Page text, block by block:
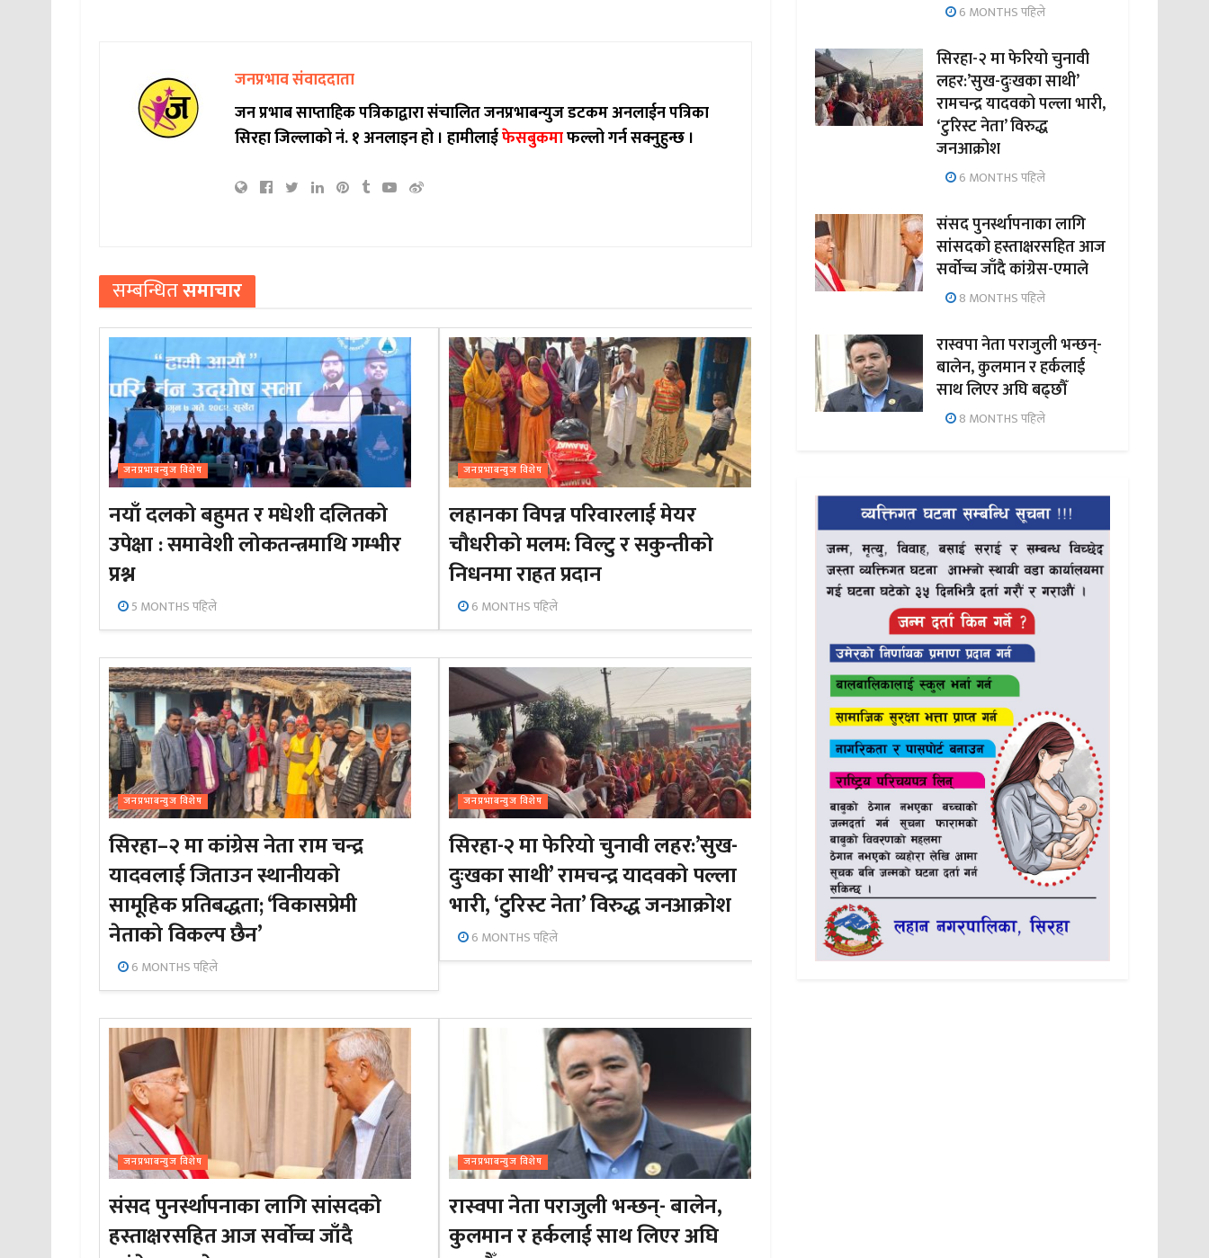
जनप्रभाव संवाददाता
जन प्रभाब साप्ताहिक पत्रिकाद्वारा संचालित जनप्रभाबन्युज डटकम अनलाईन पत्रिका
सिरहा जिल्लाको नं. १ अनलाइन हो ।हामीलाईफेसबुकमाफल्लो गर्न सक्नुहुन्छ ।
सम्बन्धितसमाचार
जनप्रभाबन्युज विशेष
नयाँ दलको बहुमत र मधेशी दलितको
उपेक्षा : समावेशी लोकतन्त्रमाथि गम्भीर
प्रश्न
5 MONTHS पहिले
जनप्रभाबन्युज विशेष
लहानका विपन्न परिवारलाई मेयर
चौधरीको मलम: विल्टु र सकुन्तीको
निधनमा राहत प्रदान
6 MONTHS पहिले
जनप्रभाबन्युज विशेष
सिरहा–२ मा कांग्रेस नेता राम चन्द्र
यादवलाई जिताउन स्थानीयको
सामूहिक प्रतिबद्धता; ‘विकासप्रेमी
नेताको विकल्प छैन’
6 MONTHS पहिले
जनप्रभाबन्युज विशेष
सिरहा-२ मा फेरियो चुनावी लहर:’सुख-
दुःखका साथी’ रामचन्द्र यादवको पल्ला
भारी, ‘टुरिस्ट नेता’ विरुद्ध जनआक्रोश
6 MONTHS पहिले
जनप्रभाबन्युज विशेष
संसद पुनर्स्थापनाका लागि सांसदको
हस्ताक्षरसहित आज सर्वोच्च जाँदै
जनप्रभाबन्युज विशेष
रास्वपा नेता पराजुली भन्छन्- बालेन,
कुलमान र हर्कलाई साथ लिएर अघि
6 MONTHS पहिले
सिरहा-२ मा फेरियो चुनावी
लहर:’सुख-दुःखका साथी’
रामचन्द्र यादवको पल्ला भारी,
‘टुरिस्ट नेता’ विरुद्ध
जनआक्रोश
6 MONTHS पहिले
संसद पुनर्स्थापनाका लागि
सांसदको हस्ताक्षरसहित आज
सर्वोच्च जाँदै कांग्रेस-एमाले
8 MONTHS पहिले
रास्वपा नेता पराजुली भन्छन्-
बालेन, कुलमान र हर्कलाई
साथ लिएर अघि बढ्छौँ
8 MONTHS पहिले